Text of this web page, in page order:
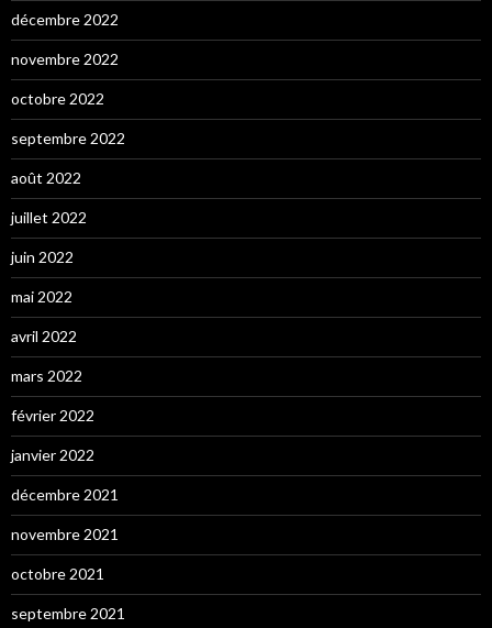
décembre 2022
novembre 2022
octobre 2022
septembre 2022
août 2022
juillet 2022
juin 2022
mai 2022
avril 2022
mars 2022
février 2022
janvier 2022
décembre 2021
novembre 2021
octobre 2021
septembre 2021